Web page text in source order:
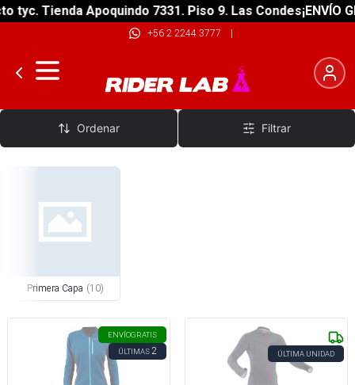
tyc. Tienda Apoquindo 7331. Piso 9. Las Condes¡ENVÍO
+56 2 2244 3777 |
Ropa Primera Capa
Ordenar Filtrar
Primera Capa (10)
ENVÍOGRATIS
ÚLTIMAS2 ÚLTIMA UNIDAD